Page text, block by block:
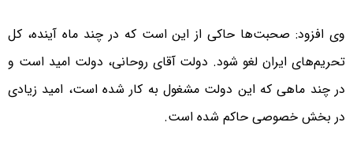
وی افزود: صحبت‌ها حاکی از این است که در چند ماه آینده، کل
تحریم‌های ایران لغو شود. دولت آقای روحانی، دولت امید است و
در چند ماهی که این دولت مشغول به کار شده است، امید زیادی
در بخش خصوصی حاکم شده است.